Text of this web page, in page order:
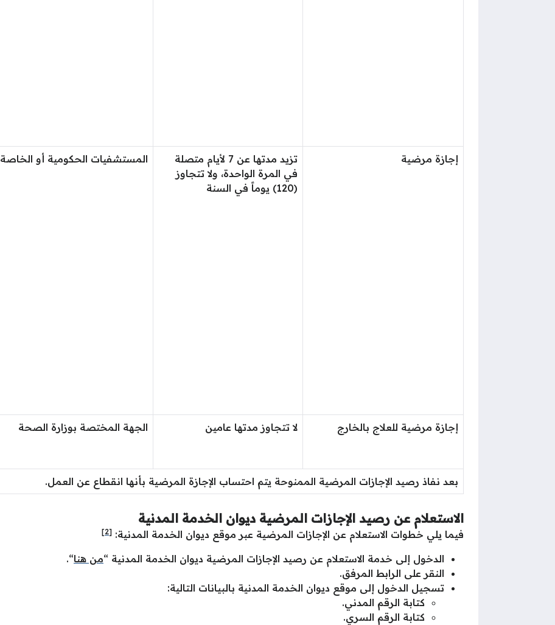
إجازة مرضية
تزيد مدتها عن 7 لأيام متصلة
في المرة الواحدة، ولا تتجاوز
(120) يوماً في السنة
المستشفيات الحكومية أو الخاصة
إجازة مرضية للعلاج بالخارج لا تتجاوز مدتها عامين الجهة المختصة بوزارة الصحة
بعد نفاذ رصيد الإجازات المرضية الممنوحة يتم احتساب الإجازة المرضية بأنها انقطاع عن العمل.
الاستعلام عن رصيد الإجازات المرضية ديوان الخدمة المدنية
فيما يلي خطوات الاستعلام عن الإجازات المرضية عبر موقع ديوان الخدمة المدنية: [2]
الدخول إلى خدمة الاستعلام عن رصيد الإجازات المرضية ديوان الخدمة المدنية “من هنا“.
النقر على الرابط المرفق.
تسجيل الدخول إلى موقع ديوان الخدمة المدنية بالبيانات التالية:
كتابة الرقم المدني.
كتابة الرقم السري.